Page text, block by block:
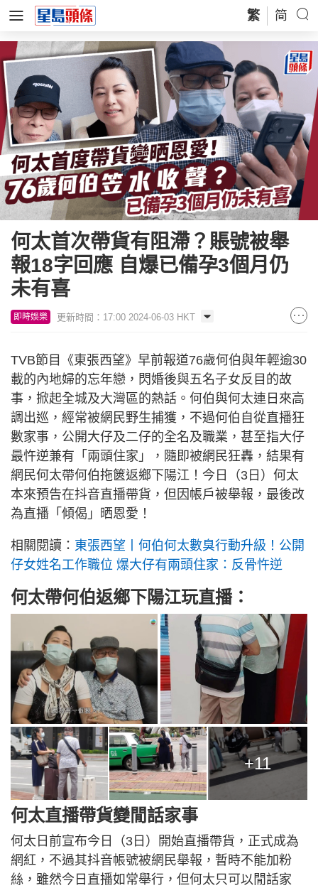
繁 简
何太首次帶貨有阻滯？賬號被舉
報18字回應 自爆已備孕3個月仍
未有喜
即時娛樂 更新時間：17:00 2024-06-03 HKT
TVB節目《東張西望》早前報道76歲何伯與年輕逾30
載的內地婦的忘年戀，閃婚後與五名子女反目的故
事，掀起全城及大灣區的熱話。何伯與何太連日來高
調出巡，經常被網民野生捕獲，不過何伯自從直播狂
數家事，公開大仔及二仔的全名及職業，甚至指大仔
最忤逆兼有「兩頭住家」，隨即被網民狂轟，結果有
網民何太帶何伯拖篋返鄉下陽江！今日（3日）何太
本來預告在抖音直播帶貨，但因帳戶被舉報，最後改
為直播「傾偈」晒恩愛！
相關閱讀： 東張西望丨何伯何太數臭行動升級！公開
仔女姓名工作職位 爆大仔有兩頭住家：反骨忤逆
何太帶何伯返鄉下陽江玩直播：
+11
何太直播帶貨變閒話家事
何太日前宣布今日（3日）開始直播帶貨，正式成為
網紅，不過其抖音帳號被網民舉報，暫時不能加粉
絲，雖然今日直播如常舉行，但何太只可以閒話家